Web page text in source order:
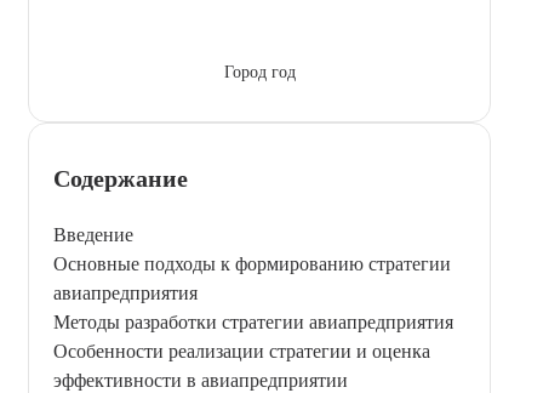
Город год
Содержание
Введение
Основные подходы к формированию стратегии
авиапредприятия
Методы разработки стратегии авиапредприятия
Особенности реализации стратегии и оценка
эффективности в авиапредприятии